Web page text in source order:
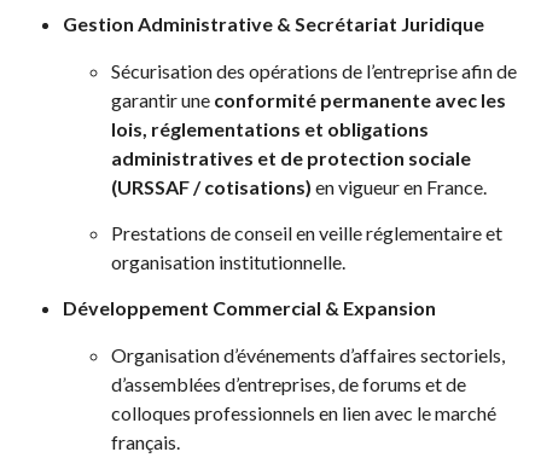
Gestion Administrative & Secrétariat Juridique
Sécurisation des opérations de l’entreprise afin de
garantir une conformité permanente avec les
lois, réglementations et obligations
administratives et de protection sociale
(URSSAF / cotisations) en vigueur en France.
Prestations de conseil en veille réglementaire et
organisation institutionnelle.
Développement Commercial & Expansion
Organisation d’événements d’affaires sectoriels,
d’assemblées d’entreprises, de forums et de
colloques professionnels en lien avec le marché
français.